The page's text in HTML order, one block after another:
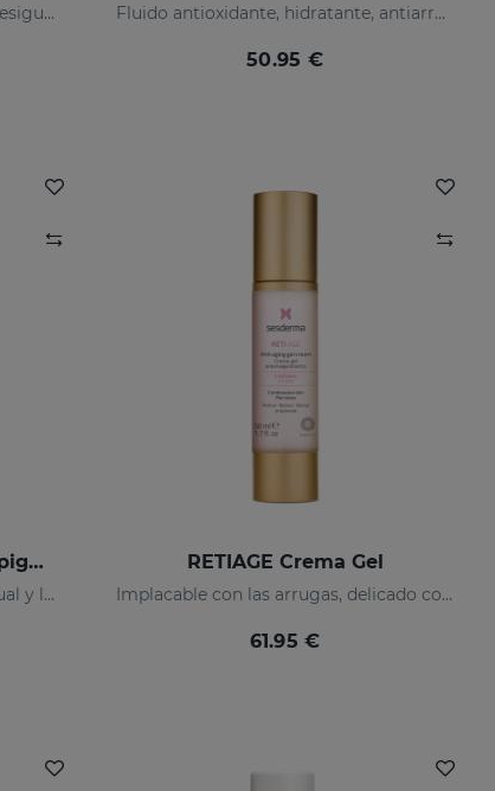
Previene las manchas y el tono desigual de la piel Fluido antioxidante, hidratante, antiarrugas e iluminador
50.95 €
AZELAC RU Crema Gel Despigmentante
Previene manchas, el tono desigual y las arrugas de la piel
RETIAGE Crema Gel
Implacable con las arrugas, delicado con tu piel
61.95 €